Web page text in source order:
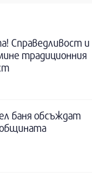
Справедливост и
традиционния
баня обсъждат